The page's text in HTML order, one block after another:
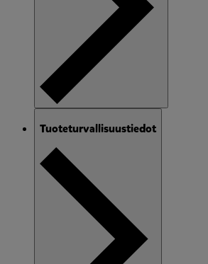
Tuoteturvallisuustiedot